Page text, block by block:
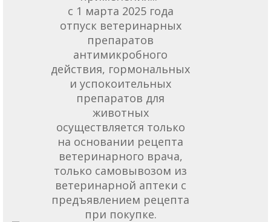
с 1 марта 2025 года
отпуск ветеринарных
препаратов
антимикробного
действия, гормональных
и успокоительных
препаратов для
животных
осуществляется только
на основании рецепта
ветеринарного врача,
только самовывозом из
ветеринарной аптеки с
предъявлением рецепта
при покупке.